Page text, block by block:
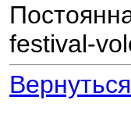
festival-